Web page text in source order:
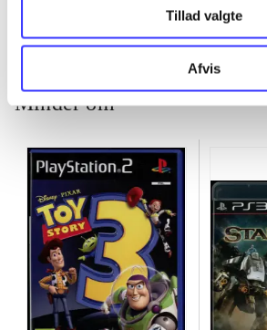
Tillad valgte
Afvis
Minder om